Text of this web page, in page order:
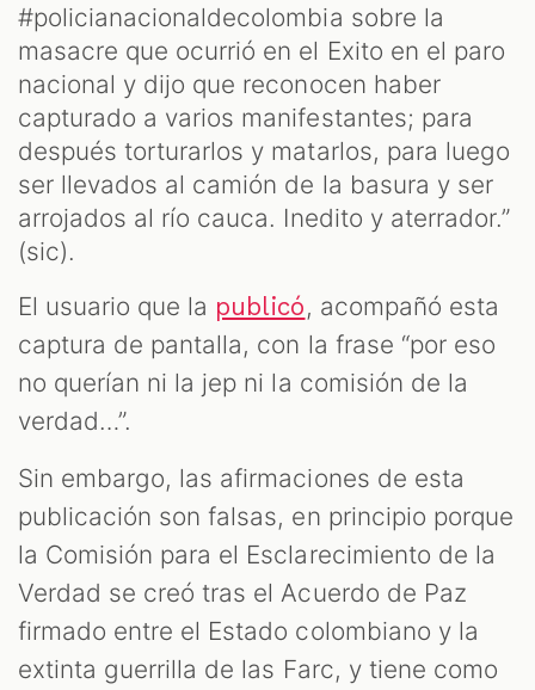
#policianacionaldecolombia sobre la
masacre que ocurrió en el Exito en el paro
nacional y dijo que reconocen haber
capturado a varios manifestantes; para
después torturarlos y matarlos, para luego
ser llevados al camión de la basura y ser
arrojados al río cauca. Inedito y aterrador.”
(sic).
El usuario que la publicó, acompañó esta
captura de pantalla, con la frase “por eso
no querían ni la jep ni la comisión de la
verdad…”.
Sin embargo, las afirmaciones de esta
publicación son falsas, en principio porque
la Comisión para el Esclarecimiento de la
Verdad se creó tras el Acuerdo de Paz
firmado entre el Estado colombiano y la
extinta guerrilla de las Farc, y tiene como